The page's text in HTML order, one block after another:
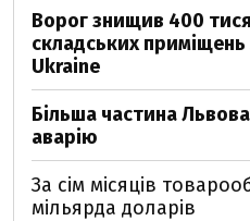
Ворог знищив 400
складських приміщень
Ukraine
Більша частина
аварію
За сім місяців
мільярда доларів